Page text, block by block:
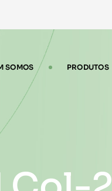
SOMOS PRODUTOS